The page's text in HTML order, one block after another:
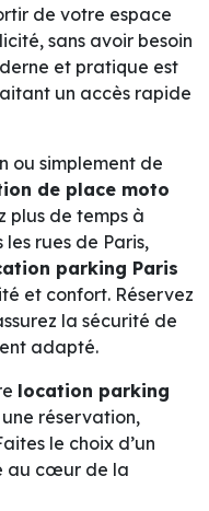
de votre espace
sans avoir besoin
et pratique est
un accès rapide
ou simplement de
de place moto
plus de temps à
rues de Paris,
parking Paris
et confort. Réservez
la sécurité de
adapté.
location parking
réservation,
le choix d’un
au cœur de la